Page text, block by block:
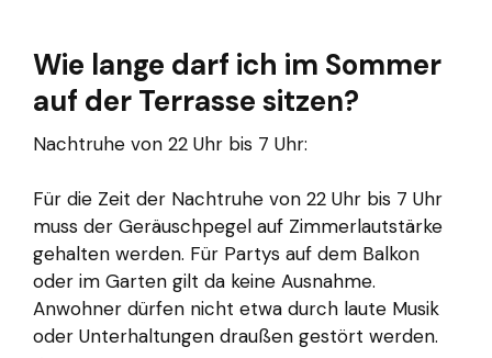
Wie lange darf ich im Sommer
auf der Terrasse sitzen?
Nachtruhe von 22 Uhr bis 7 Uhr:
Für die Zeit der Nachtruhe von 22 Uhr bis 7 Uhr
muss der Geräuschpegel auf Zimmerlautstärke
gehalten werden. Für Partys auf dem Balkon
oder im Garten gilt da keine Ausnahme.
Anwohner dürfen nicht etwa durch laute Musik
oder Unterhaltungen draußen gestört werden.